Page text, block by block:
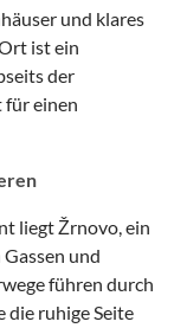
und klares
ist ein
der
einen
liegt Žrnovo, ein
und
führen durch
die ruhige Seite